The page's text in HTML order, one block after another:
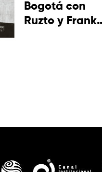
Bogotá con
Ruzto y Frank